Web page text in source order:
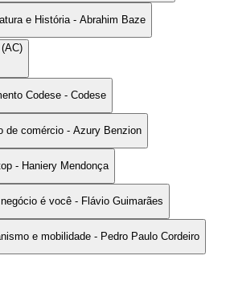
e História - Abrahim Baze
Codese - Codese
de comércio - Azury Benzion
- Haniery Mendonça
é você - Flávio Guimarães
e mobilidade - Pedro Paulo Cordeiro